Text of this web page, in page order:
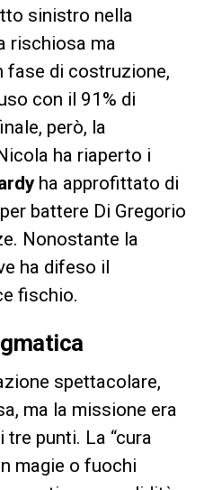
sinistro nella
rischiosa ma
fase di costruzione,
con il 91% di
però, la
ha riaperto i
ha approfittato di
battere Di Gregorio
Nonostante la
ha difeso il
fischio.
spettacolare,
ma la missione era
punti. La “cura
magie o fuochi